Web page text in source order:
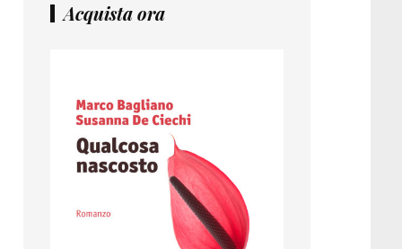
Acquista ora